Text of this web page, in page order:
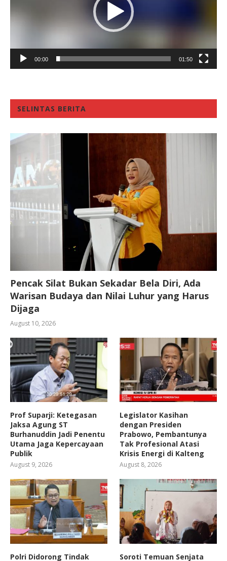
00:00 01:50
SELINTAS BERITA
Pencak Silat Bukan Sekadar Bela Diri, Ada
Warisan Budaya dan Nilai Luhur yang Harus
Dijaga
August 10, 2026
Prof Suparji: Ketegasan
Jaksa Agung ST
Burhanuddin Jadi Penentu
Utama Jaga Kepercayaan
Publik
August 9, 2026
Legislator Kasihan
dengan Presiden
Prabowo, Pembantunya
Tak Profesional Atasi
Krisis Energi di Kalteng
August 8, 2026
Polri Didorong Tindak Soroti Temuan Senjata